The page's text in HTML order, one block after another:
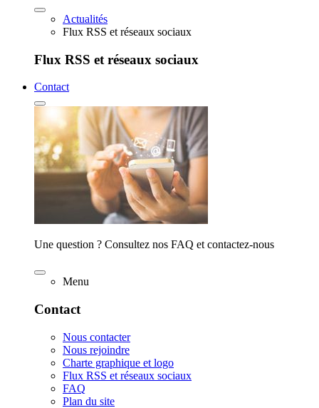
Actualités
Flux RSS et réseaux sociaux
Flux RSS et réseaux sociaux
Contact
Une question ? Consultez nos FAQ et contactez-nous
Menu
Contact
Nous contacter
Nous rejoindre
Charte graphique et logo
Flux RSS et réseaux sociaux
FAQ
Plan du site